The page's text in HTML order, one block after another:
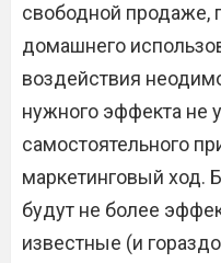
свободной продаже,
домашнего
воздействия
нужного эффекта не
самостоятельного
маркетинговый ход.
будут не более
известные (и